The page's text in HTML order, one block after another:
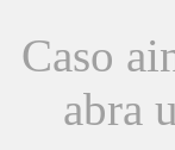
Caso
abra